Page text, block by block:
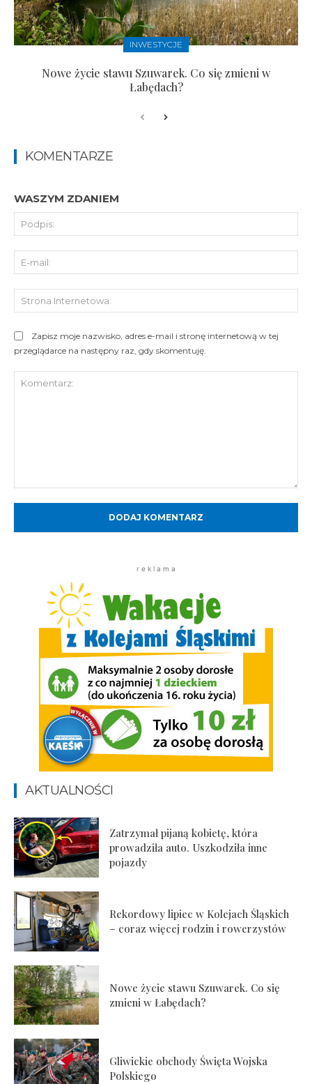
INWESTYCJE
Nowe życie stawu Szuwarek. Co się zmieni w
Łabędach?
KOMENTARZE
WASZYM ZDANIEM
Zapisz moje nazwisko, adres e-mail i stronę internetową w tej
przeglądarce na następny raz, gdy skomentuję.
r e k l a m a
AKTUALNOŚCI
Zatrzymał pijaną kobietę, która
prowadziła auto. Uszkodziła inne
pojazdy
Rekordowy lipiec w Kolejach Śląskich
– coraz więcej rodzin i rowerzystów
Nowe życie stawu Szuwarek. Co się
zmieni w Łabędach?
Gliwickie obchody Święta Wojska
Polskiego